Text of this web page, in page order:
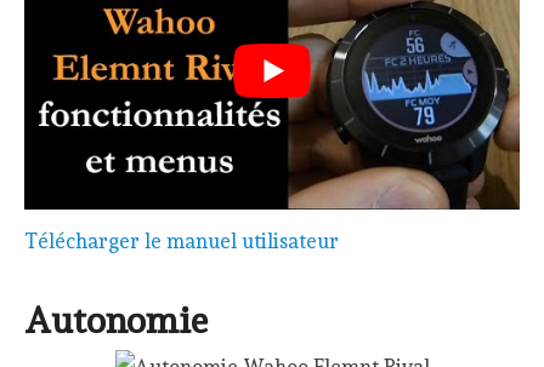
Télécharger le manuel utilisateur
Autonomie